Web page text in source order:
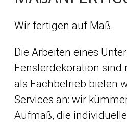
Wir fertigen auf Maß.
Die Arbeiten eines
Fensterdekoration sind
als Fachbetrieb bieten
Services an: wir
Aufmaß, die